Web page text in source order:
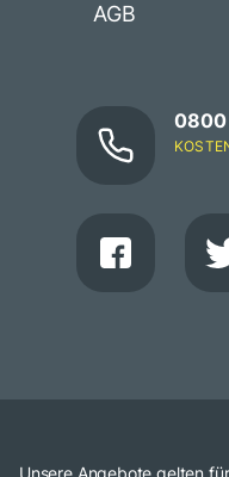
AGB
0800